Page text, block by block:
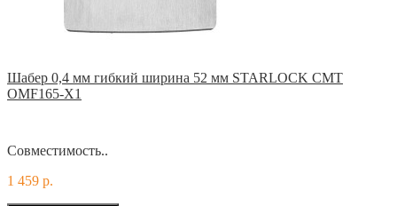
Шабер 0,4 мм гибкий ширина 52 мм STARLOCK CMT
OMF165-X1
Совместимость..
1 459 р.